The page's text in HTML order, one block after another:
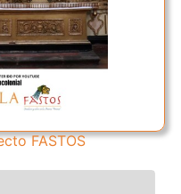
FASTOS